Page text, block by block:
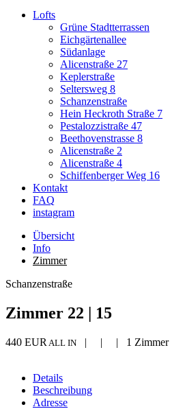
Lofts
Grüne Stadtterrassen
Eichgärtenallee
Südanlage
Alicenstraße 27
Keplerstraße
Seltersweg 8
Schanzenstraße
Hein Heckroth Straße 7
Pestalozzistraße 47
Beethovenstrasse 8
Alicenstraße 2
Alicenstraße 4
Schiffenberger Weg 16
Kontakt
FAQ
instagram
Übersicht
Info
Zimmer
Schanzenstraße
Zimmer 22 | 15
440 EUR ALL IN | | | 1 Zimmer
Details
Beschreibung
Adresse